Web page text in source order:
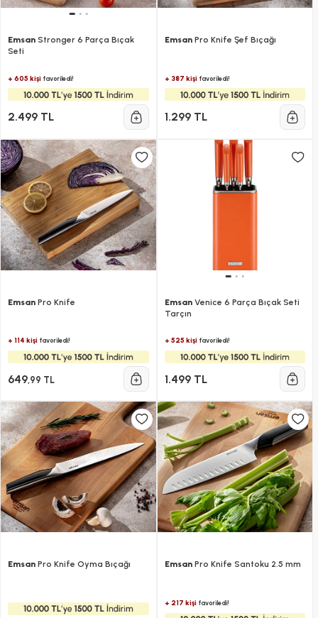
Emsan Stronger 6 Parça Bıçak
Seti
+ 605 kişi favoriledi!
2.499 TL
EmsanPro Knife Şef Bıçağı
+ 387 kişifavoriledi!
1.299 TL
Emsan Pro Knife
+ 114 kişi favoriledi!
649,99 TL
EmsanVenice 6 Parça Bıçak Seti
Tarçın
+ 525 kişifavoriledi!
1.499 TL
Emsan Pro Knife Oyma Bıçağı EmsanPro Knife Santoku 2.5 mm
+ 217 kişifavoriledi!